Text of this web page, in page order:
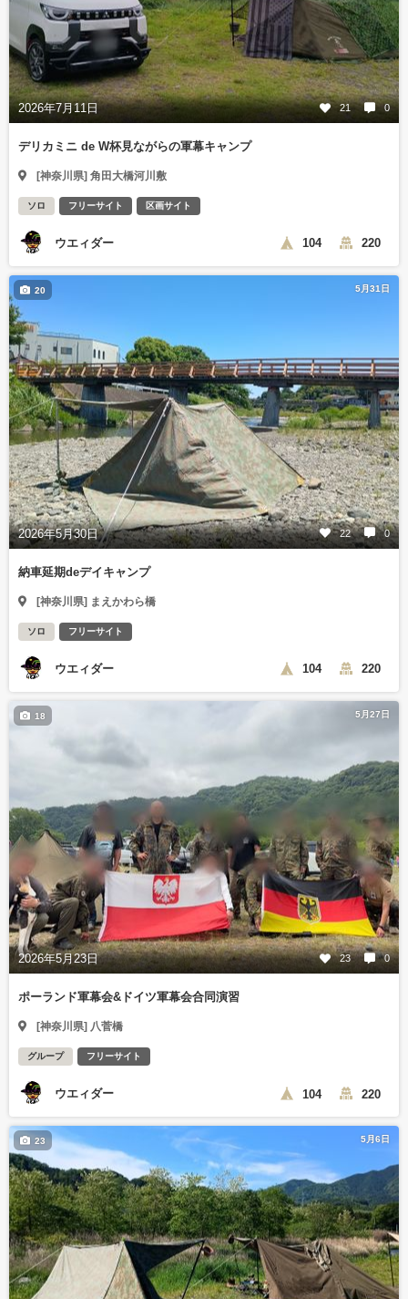
2026年7月11日 21 0
デリカミニ de W杯見ながらの軍幕キャンプ
[神奈川県] 角田大橋河川敷
ソロ フリーサイト 区画サイト
ウエィダー 104 220
5月31日
2026年5月30日 22 0
20
納車延期deデイキャンプ
[神奈川県] まえかわら橋
ソロ フリーサイト
ウエィダー 104 220
5月27日
2026年5月23日 23 0
18
ポーランド軍幕会&ドイツ軍幕会合同演習
[神奈川県] 八菅橋
グループ フリーサイト
ウエィダー 104 220
5月6日
23